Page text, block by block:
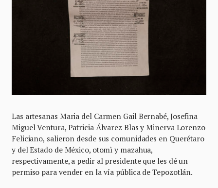
Las artesanas Maria del Carmen Gail Bernabé, Josefina
Miguel Ventura, Patricia Álvarez Blas y Minerva Lorenzo
Feliciano, salieron desde sus comunidades en Querétaro
y del Estado de México, otomì y mazahua,
respectivamente, a pedir al presidente que les dé un
permiso para vender en la vía pública de Tepozotlán.